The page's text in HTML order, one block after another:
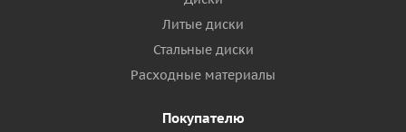
Литые диски
Стальные диски
Расходные материалы
Покупателю